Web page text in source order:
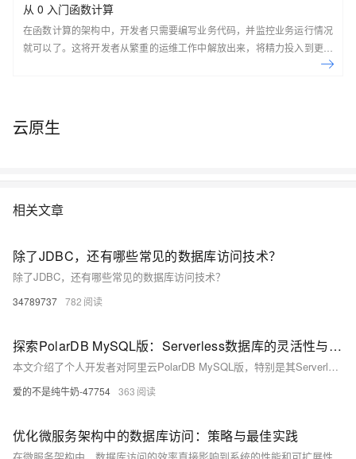
从 0 入门函数计算
在函数计算的架构中，开发者只需要编写业务代码，并监控业务运行情况
就可以了。这将开发者从繁重的运维工作中解放出来，将精力投入到更有
云原生
相关文章
除了JDBC，还有哪些常见的数据库访问技术？
除了JDBC，还有哪些常见的数据库访问技术？
34789737 782
探索PolarDB MySQL版：Serverless数据库的灵活性与性能
本文介绍了个人开发者对阿里云PolarDB MySQL版，特别是其Serverless特性的详细评测体验。评测涵盖了产品初体验、性能观测、Serverless特性深度评测及成本效益分析等方面。尽管试用过程中遇到一些小问题，但总体而言，PolarDB MySQL版表现出色，提供了高性能、高可用性和灵活的资源管理，是个人开发者和企业用户的优秀选择。
爱的不是纯牛奶-47754 363
优化微服务架构中的数据库访问：策略与最佳实践